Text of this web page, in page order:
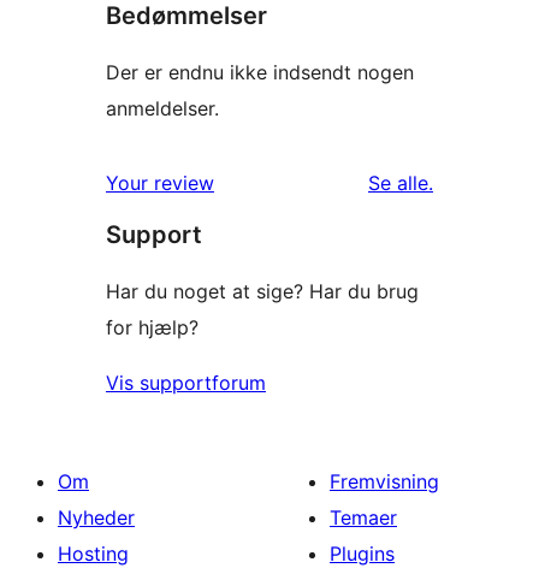
Bedømmelser
Der er endnu ikke indsendt nogen
anmeldelser.
Your review Se alleanmeldelser
.
Support
Har du noget at sige? Har du brug
for hjælp?
Vis supportforum
Om
Nyheder
Hosting
Fremvisning
Temaer
Plugins